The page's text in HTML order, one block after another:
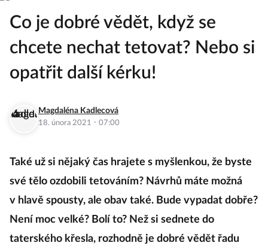
Co je dobré vědět, když se
chcete nechat tetovat? Nebo si
opatřit další kérku!
Magdaléna Kadlecová
18. února 2021 · 07:00
Také už si nějaký čas hrajete s myšlenkou, že byste
své tělo ozdobili tetováním? Návrhů máte možná
v hlavě spousty, ale obav také. Bude vypadat dobře?
Není moc velké? Bolí to? Než si sednete do
taterského křesla, rozhodně je dobré vědět řadu